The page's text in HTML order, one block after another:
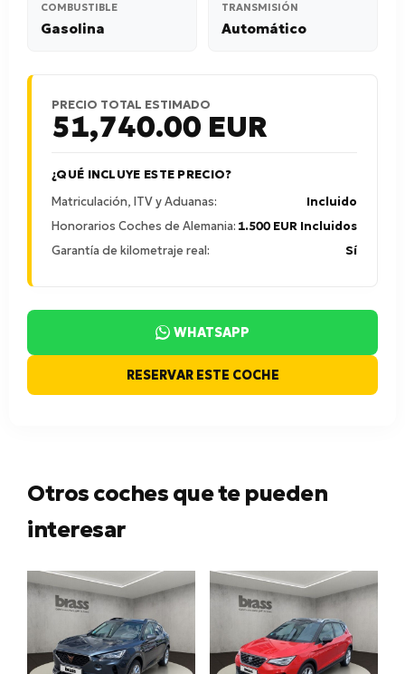
COMBUSTIBLE
Gasolina
TRANSMISIÓN
Automático
PRECIO TOTAL ESTIMADO
51,740.00 EUR
¿QUÉ INCLUYE ESTE PRECIO?
Matriculación, ITV y Aduanas:
Incluido
Honorarios Coches de Alemania: 1.500 EUR Incluidos
Garantía de kilometraje real:
Sí
WHATSAPP
RESERVAR ESTE COCHE
Otros coches que te pueden
interesar